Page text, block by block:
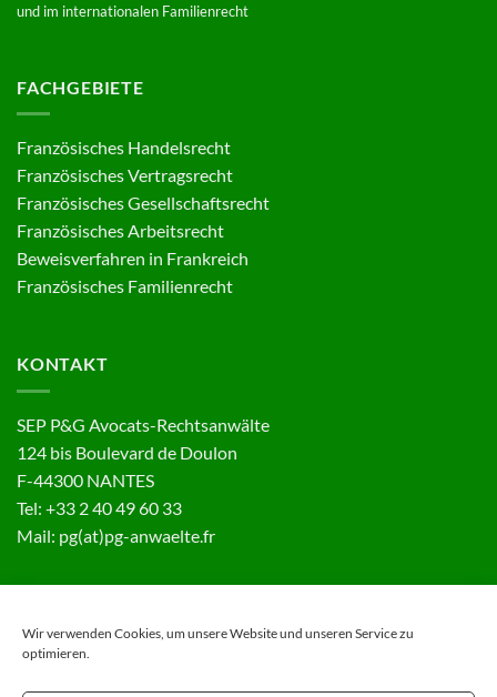
Wir verwenden Cookies, um unsere Website und unseren Service zu
optimieren.
und im internationalen Familienrecht
FACHGEBIETE
Französisches Handelsrecht
Französisches Vertragsrecht
Französisches Gesellschaftsrecht
Französisches Arbeitsrecht
Beweisverfahren in Frankreich
Französisches Familienrecht
KONTAKT
SEP P&G Avocats-Rechtsanwälte
124 bis Boulevard de Doulon
F-44300 NANTES
Tel: +33 2 40 49 60 33
Mail: pg(at)pg-anwaelte.fr